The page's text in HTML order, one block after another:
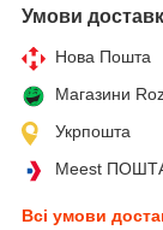
Умови
Нова Пошта
Магазини
Укрпошта
Meest
Всі умови